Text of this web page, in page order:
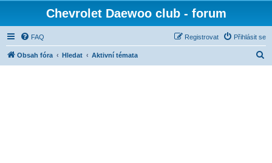
Chevrolet Daewoo club - forum
FAQ Přihlásit se
Registrovat
Obsah fóra Hledat Aktivní témata